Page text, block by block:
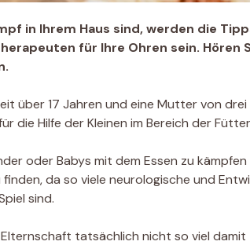
in Ihrem Haus sind, werden die
für Ihre Ohren sein. Hören
über 17 Jahren und eine Mutter von
die Hilfe der Kleinen im Bereich der
oder Babys mit dem Essen zu
da so viele neurologische und
sind.
tatsächlich nicht so viel